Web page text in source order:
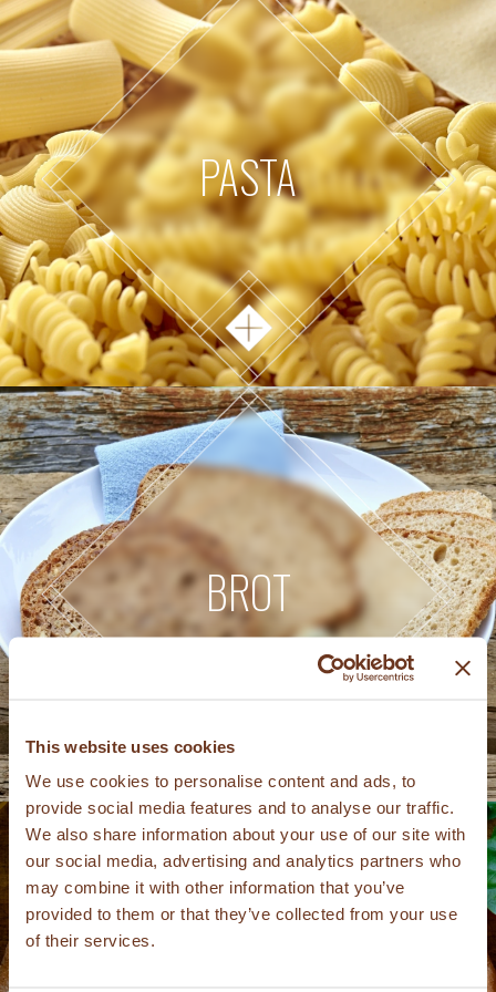
This website uses cookies
We use cookies to personalise content and ads, to
provide social media features and to analyse our traffic.
We also share information about your use of our site with
our social media, advertising and analytics partners who
may combine it with other information that you’ve
provided to them or that they’ve collected from your use
of their services.
PASTA
BROT